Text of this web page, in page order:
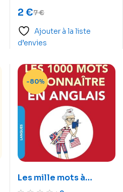
7€
2 €
Ajouter à la liste
d’envies
-80%
Les mille mots à